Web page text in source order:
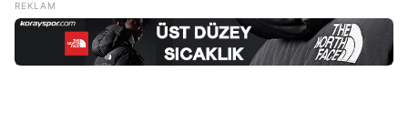
genellikle duygusal zorluklarını veya yaşamlarındaki
olumsuz olayları dramatize ederek takipçilerinden sempati
toplamaya çalışır. Ancak bu davranış, bazen gerçekten
yardıma ihtiyaç duyan […]